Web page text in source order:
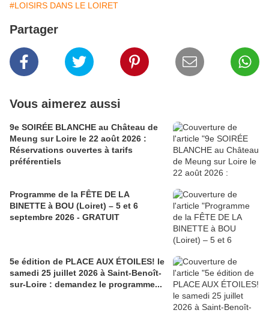
#LOISIRS DANS LE LOIRET
Partager
Vous aimerez aussi
9e SOIRÉE BLANCHE au Château de
Meung sur Loire le 22 août 2026 :
Réservations ouvertes à tarifs
préférentiels
Programme de la FÊTE DE LA
BINETTE à BOU (Loiret) – 5 et 6
septembre 2026 - GRATUIT
5e édition de PLACE AUX ÉTOILES! le
samedi 25 juillet 2026 à Saint-Benoît-
sur-Loire : demandez le programme...